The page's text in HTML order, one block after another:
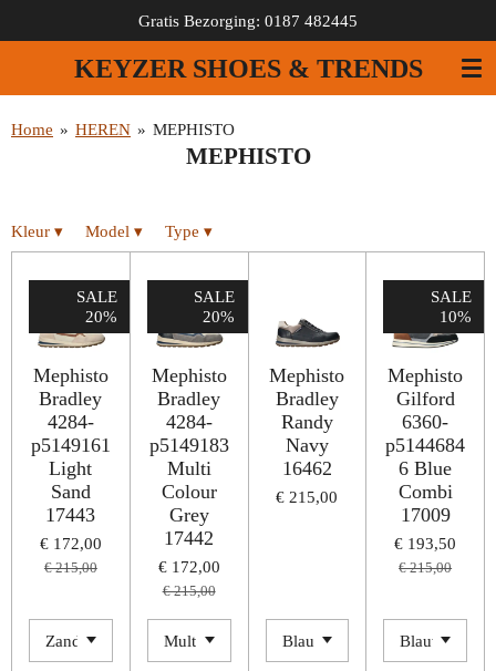
direct
de
KEYZER SHOES & TRENDS
Gratis Bezorging: 0187 482445
Home » HEREN » MEPHISTO
MEPHISTO
Kleur ▾ Model ▾ Type ▾
SALE
20%
Mephisto
Bradley
4284-
p5149161
Light
Sand
17443
€ 172,00
€ 215,00
SALE
20%
Mephisto
Bradley
4284-
p5149183
Multi
Colour
Grey
17442
€ 172,00
€ 215,00
Mephisto
Bradley
Randy
Navy
16462
€ 215,00
SALE
10%
Mephisto
Gilford
6360-
p5144684
6 Blue
Combi
17009
€ 193,50
€ 215,00